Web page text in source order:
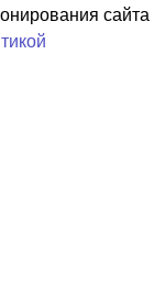
сайта